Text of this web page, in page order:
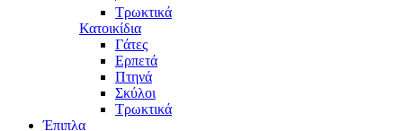
Τρωκτικά
Κατοικίδια
Γάτες
Ερπετά
Πτηνά
Σκύλοι
Τρωκτικά
Έπιπλα